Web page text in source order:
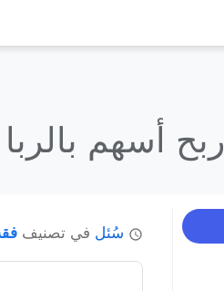
ربح أسهم
سُئل في تصنيف